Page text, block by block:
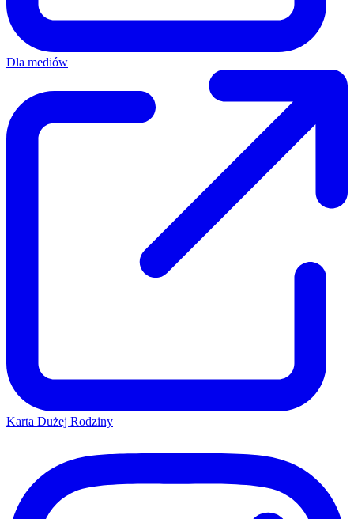
Dla mediów
Karta Dużej Rodziny